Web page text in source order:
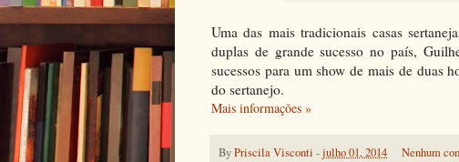
Uma das mais tradicionais casas
duplas de grande sucesso no país,
sucessos para um show de mais de duas
do sertanejo.
Mais informações »
ByPriscila Visconti -julho 01, 2014
Nenhum